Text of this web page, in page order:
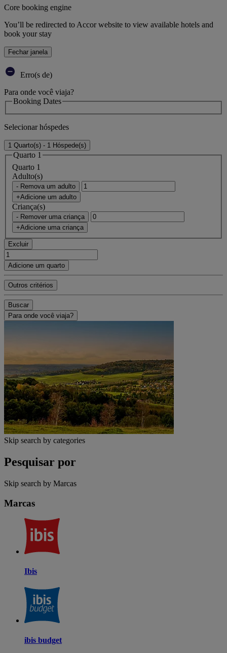
Core booking engine
You’ll be redirected to Accor website to view available hotels and
book your stay
Fechar janela
Erro(s de)
Para onde você viaja?
Booking Dates
Selecionar hóspedes
1 Quarto(s) - 1 Hóspede(s)
Quarto 1
Quarto 1
Adulto(s)
- Remova um adulto
+Adicione um adulto
Criança(s)
- Remover uma criança
+Adicione uma criança
Excluir
Adicione um quarto
Outros critérios
Buscar
Para onde você viaja?
Skip search by categories
Pesquisar por
Skip search by Marcas
Marcas
Ibis
ibis budget